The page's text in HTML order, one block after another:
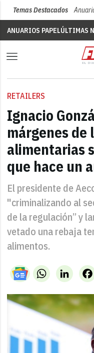
Temas Destacados
ANUARIOS PAPELÚLTIMAS
RETAILERS
Ignacio
márgenes de
alimentarias
que hace un
El presidente de
"criminalizando al
de la regulación” y
vetado una rebaja
alimentos.
WhatsApp